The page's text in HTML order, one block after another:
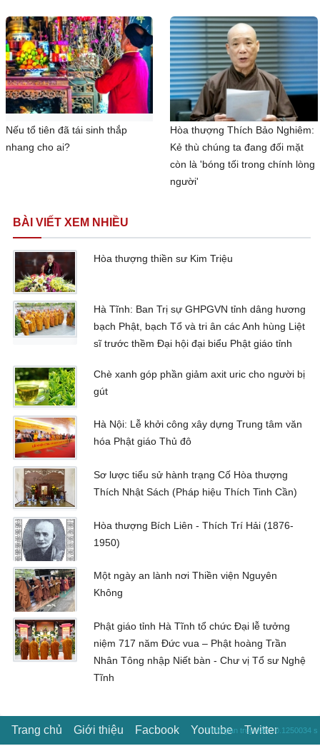
Nếu tổ tiên đã tái sinh thắp
nhang cho ai?
Hòa thượng Thích Bảo Nghiêm:
Kẻ thù chúng ta đang đối mặt
còn là 'bóng tối trong chính lòng
người'
BÀI VIẾT XEM NHIỀU
Hòa thượng thiền sư Kim Triệu
Hà Tĩnh: Ban Trị sự GHPGVN tỉnh dâng hương
bạch Phật, bạch Tổ và tri ân các Anh hùng Liệt
sĩ trước thềm Đại hội đại biểu Phật giáo tỉnh
Chè xanh góp phần giảm axit uric cho người bị
gút
Hà Nội: Lễ khởi công xây dựng Trung tâm văn
hóa Phật giáo Thủ đô
Sơ lược tiểu sử hành trạng Cố Hòa thượng
Thích Nhật Sách (Pháp hiệu Thích Tinh Cần)
Hòa thượng Bích Liên - Thích Trí Hải (1876-
1950)
Một ngày an lành nơi Thiền viện Nguyên
Không
Phật giáo tỉnh Hà Tĩnh tổ chức Đại lễ tưởng
niệm 717 năm Đức vua – Phật hoàng Trần
Nhân Tông nhập Niết bàn - Chư vị Tổ sư Nghệ
Tĩnh
Trang chủ Giới thiệu Facbook Youtube Twitter
Thời gian truy vấn : 0.1250034 s